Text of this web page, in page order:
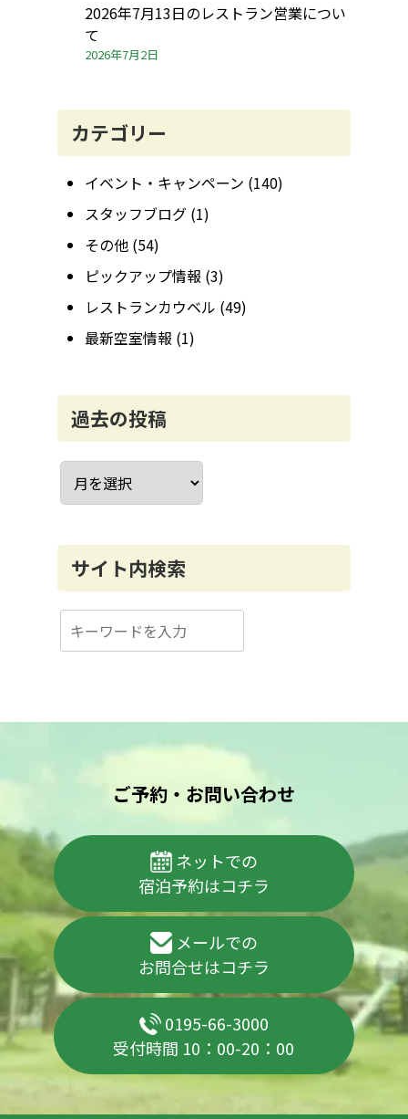
2026年7月13日のレストラン営業につい
て
2026年7月2日
カテゴリー
イベント・キャンペーン (140)
スタッフブログ(1)
その他(54)
ピックアップ情報 (3)
レストランカウベル (49)
最新空室情報 (1)
過去の投稿
ア
カ
サイト内検索
検
ご予約・お問い合わせ
ネットでの
宿泊予約はコチラ
メールでの
お問合せはコチラ
0195-66-3000
受付時間 10：00-20：00